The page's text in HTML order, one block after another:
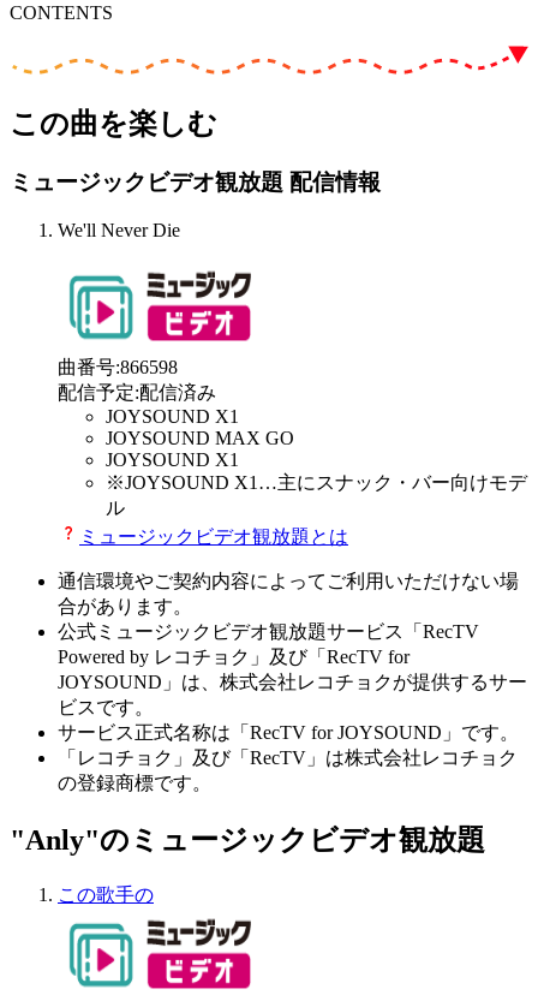
CONTENTS
この曲を楽しむ
ミュージックビデオ観放題 配信情報
We'll Never Die
曲番号:866598
配信予定:配信済み
JOYSOUND X1
JOYSOUND MAX GO
JOYSOUND X1
※JOYSOUND X1 …主にスナック・バー向けモデ
ル
ミュージックビデオ観放題とは
通信環境やご契約内容によってご利用いただけない場
合があります。
公式ミュージックビデオ観放題サービス「RecTV
Powered by レコチョク」及び「RecTV for
JOYSOUND」は、株式会社レコチョクが提供するサー
ビスです。
サービス正式名称は「RecTV for JOYSOUND」です。
「レコチョク」及び「RecTV」は株式会社レコチョク
の登録商標です。
"Anly"のミュージックビデオ観放題
この歌手の